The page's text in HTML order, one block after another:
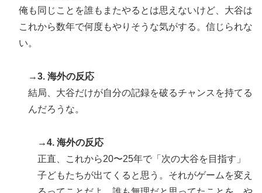
俺も同じことを誰もまたやるとは思えないけど、大谷は
これから数年で何度もやりそうな気がする。信じられな
い。
→3. 海外の反応
結局、大谷だけが自分の記録を破るチャンスを持てる
んだろうな。
→4. 海外の反応
正直、これから20〜25年で「次の大谷を目指す」
子どもたちが出てくると思う。それがゲームを変え